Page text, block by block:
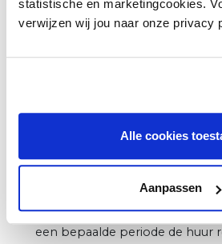
statistische en marketingcookies.
verwijzen wij jou naar onze privacy
Alle cookies
Aanpassen
gebaat in deze situatie geen
laten ontstaan. Een aantal opties
langere periode) gefaseerd in te
De kwartaalfactuur vervangen
of zelfs weekfacturen.
Een korting op de huur
een bepaalde periode de huur